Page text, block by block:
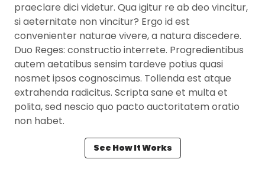
praeclare dici videtur. Qua igitur re ab deo vincitur,
si aeternitate non vincitur? Ergo id est
convenienter naturae vivere, a natura discedere.
Duo Reges: constructio interrete. Progredientibus
autem aetatibus sensim tardeve potius quasi
nosmet ipsos cognoscimus. Tollenda est atque
extrahenda radicitus. Scripta sane et multa et
polita, sed nescio quo pacto auctoritatem oratio
non habet.
See How It Works